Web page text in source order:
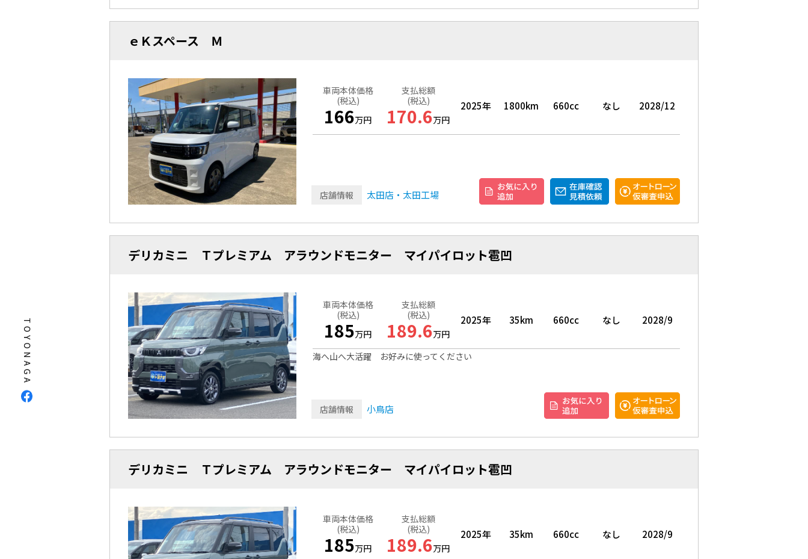
ｅＫスペース Ｍ
車両本体価格
(税込)
166万円
支払総額
(税込)
170.6万円
2025年 1800km 660cc なし 2028/12
店舗情報 太田店・太田工場
デリカミニ Ｔプレミアム アラウンドモニター マイパイロット雹凹
車両本体価格
(税込)
185万円
支払総額
(税込)
189.6万円
2025年 35km 660cc なし 2028/9
海へ山へ大活躍 お好みに使ってください
店舗情報 小鳥店
デリカミニ Ｔプレミアム アラウンドモニター マイパイロット雹凹
車両本体価格
(税込)
185万円
支払総額
(税込)
189.6万円
2025年 35km 660cc なし 2028/9